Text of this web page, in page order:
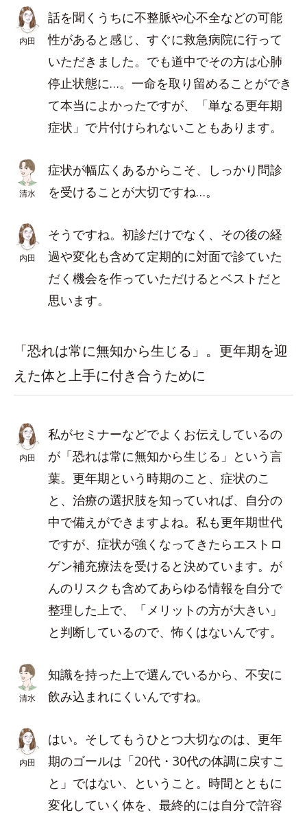
内田
話を聞くうちに不整脈や心不全などの可能
性があると感じ、すぐに救急病院に行って
いただきました。でも道中でその方は心肺
停止状態に…。一命を取り留めることができ
て本当によかったですが、「単なる更年期
症状」で片付けられないこともあります。
清水
症状が幅広くあるからこそ、しっかり問診
を受けることが大切ですね…。
内田
そうですね。初診だけでなく、その後の経
過や変化も含めて定期的に対面で診ていた
だく機会を作っていただけるとベストだと
思います。
「恐れは常に無知から生じる」。更年期を迎
えた体と上手に付き合うために
内田
私がセミナーなどでよくお伝えしているの
が「恐れは常に無知から生じる」という言
葉。更年期という時期のこと、症状のこ
と、治療の選択肢を知っていれば、自分の
中で備えができますよね。私も更年期世代
ですが、症状が強くなってきたらエストロ
ゲン補充療法を受けると決めています。が
んのリスクも含めてあらゆる情報を自分で
整理した上で、「メリットの方が大きい」
と判断しているので、怖くはないんです。
清水
知識を持った上で選んでいるから、不安に
飲み込まれにくいんですね。
内田
はい。そしてもうひとつ大切なのは、更年
期のゴールは「20代・30代の体調に戻すこ
と」ではない、ということ。時間とともに
変化していく体を、最終的には自分で許容